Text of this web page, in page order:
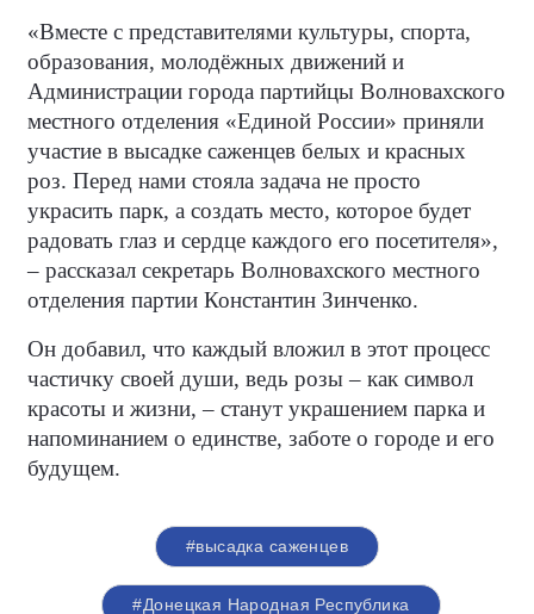
«Вместе с представителями культуры, спорта,
образования, молодёжных движений и
Администрации города партийцы Волновахского
местного отделения «Единой России» приняли
участие в высадке саженцев белых и красных
роз. Перед нами стояла задача не просто
украсить парк, а создать место, которое будет
радовать глаз и сердце каждого его посетителя»,
– рассказал секретарь Волновахского местного
отделения партии Константин Зинченко.
Он добавил, что каждый вложил в этот процесс
частичку своей души, ведь розы – как символ
красоты и жизни, – станут украшением парка и
напоминанием о единстве, заботе о городе и его
будущем.
#высадка саженцев
#Донецкая Народная Республика